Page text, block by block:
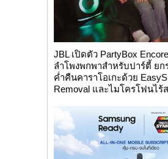
JBL เปิดตัว PartyBox
ลำโพงพกพาสำหรับปาร์ตี้ ยก
ค่ำคืนคาราโอเกะด้วย
Removal และไมโครโฟนไร้